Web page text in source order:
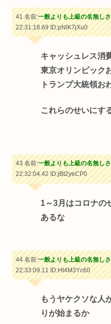
41 名前:一般よりも上級の名無し
22:31:18.69ID:pNlK7jXu0
キャッシュレス消
東京オリンピック
トランプ大統領お
これらのせいにす
43 名前:一般よりも上級の名無し
22:32:04.42ID:jBt2yeCP0
1～3月はコロナの
あるな
44 名前:一般よりも上級の名無し
22:33:09.11ID:Ht4M3Yc60
もうヤケクソな人
りが始まるか